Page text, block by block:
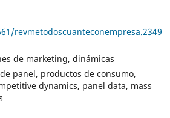
revmetodoscuanteconempresa.2349
de marketing, dinámicas
panel, productos de consumo,
dynamics, panel data, mass